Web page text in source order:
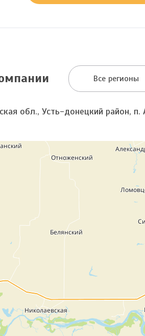
Все регионы
обл., Усть-донецкий район,